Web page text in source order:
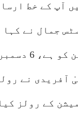
آپ کے خط
جمال نے
اختیار
آفریدی نے
کے رولز